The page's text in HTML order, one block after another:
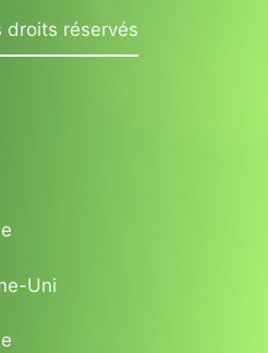
réservés
Uni